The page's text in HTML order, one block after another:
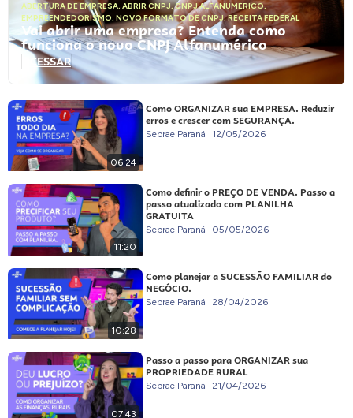
ABERTURA DE EMPRESA, ABRIR CNPJ,CNPJ ALFANUMÉRICO,
EMPREENDEDORISMO, NOVO FORMATO DE CNPJ,RECEITA FEDERAL
Vai abrir uma empresa? Entenda como
funciona o novo CNPJ Alfanumérico
ACESSAR
06:24
Como ORGANIZAR sua EMPRESA. Reduzir
erros e crescer com SEGURANÇA.
Sebrae Paraná 12/05/2026
11:20
Como definir o PREÇO DE VENDA. Passo a
passo atualizado com PLANILHA
GRATUITA
Sebrae Paraná 05/05/2026
10:28
Como planejar a SUCESSÃO FAMILIAR do
NEGÓCIO.
Sebrae Paraná 28/04/2026
07:43
Passo a passo para ORGANIZAR sua
PROPRIEDADE RURAL
Sebrae Paraná 21/04/2026